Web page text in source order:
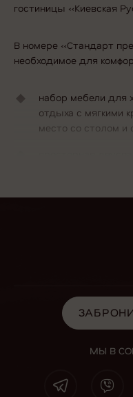
гостиницы «Киевская
В номере «Стандарт
необходимое для
набор мебели для
отдыха с мягкими
место со столом и
телевизор,
ванная комната с
средств по уходу
комплектом
минибар,
кондиционер,
телефон для
МЫ В